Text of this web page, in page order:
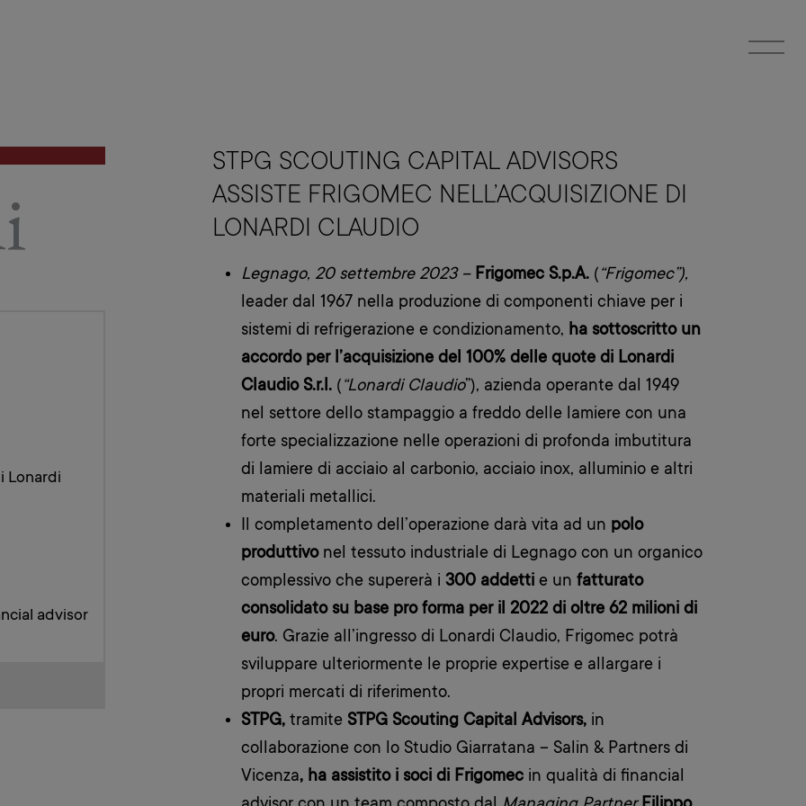
Lonardi
advisor
STPG SCOUTING CAPITAL ADVISORS
ASSISTE FRIGOMEC NELL’ACQUISIZIONE DI
LONARDI CLAUDIO
Legnago, 20 settembre 2023 –Frigomec S.p.A. (“Frigomec”),
leader dal 1967 nella produzione di componenti chiave per i
sistemi di refrigerazione e condizionamento, ha sottoscritto un
accordo per l’acquisizione del 100% delle quote di Lonardi
Claudio S.r.l. (“Lonardi Claudio”), azienda operante dal 1949
nel settore dello stampaggio a freddo delle lamiere con una
forte specializzazione nelle operazioni di profonda imbutitura
di lamiere di acciaio al carbonio, acciaio inox, alluminio e altri
materiali metallici.
Il completamento dell’operazione darà vita ad un polo
produttivonel tessuto industriale di Legnago con un organico
complessivo che supererà i 300 addetti e un fatturato
consolidato su base pro forma per il 2022 di oltre 62 milioni di
euro. Grazie all’ingresso di Lonardi Claudio, Frigomec potrà
sviluppare ulteriormente le proprie expertise e allargare i
propri mercati di riferimento.
STPG, tramiteSTPG Scouting Capital Advisors, in
collaborazione con lo Studio Giarratana – Salin & Partners di
Vicenza, ha assistito i soci di Frigomec in qualità di financial